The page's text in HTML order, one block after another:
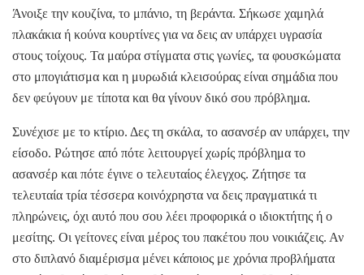
Άνοιξε την κουζίνα, το μπάνιο, τη βεράντα. Σήκωσε χαμηλά
πλακάκια ή κούνα κουρτίνες για να δεις αν υπάρχει υγρασία
στους τοίχους. Τα μαύρα στίγματα στις γωνίες, τα φουσκώματα
στο μπογιάτισμα και η μυρωδιά κλεισούρας είναι σημάδια που
δεν φεύγουν με τίποτα και θα γίνουν δικό σου πρόβλημα.
Συνέχισε με το κτίριο. Δες τη σκάλα, το ασανσέρ αν υπάρχει, την
είσοδο. Ρώτησε από πότε λειτουργεί χωρίς πρόβλημα το
ασανσέρ και πότε έγινε ο τελευταίος έλεγχος. Ζήτησε τα
τελευταία τρία τέσσερα κοινόχρηστα να δεις πραγματικά τι
πληρώνεις, όχι αυτό που σου λέει προφορικά ο ιδιοκτήτης ή ο
μεσίτης. Οι γείτονες είναι μέρος του πακέτου που νοικιάζεις. Αν
στο διπλανό διαμέρισμα μένει κάποιος με χρόνια προβλήματα